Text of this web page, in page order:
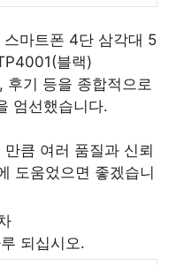
마트폰 4단 삼각대 5
블랙)
후기 등을 종합적으로
엄선했습니다.
큼 여러 품질과 신뢰
도움었으면 좋겠습니
되십시오.